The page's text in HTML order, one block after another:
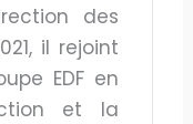
des
il rejoint
EDF en
et la